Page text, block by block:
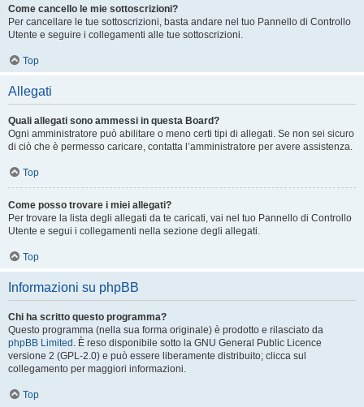
Come cancello le mie sottoscrizioni?
Per cancellare le tue sottoscrizioni, basta andare nel tuo Pannello di Controllo
Utente e seguire i collegamenti alle tue sottoscrizioni.
Top
Allegati
Quali allegati sono ammessi in questa Board?
Ogni amministratore può abilitare o meno certi tipi di allegati. Se non sei sicuro
di ciò che è permesso caricare, contatta l’amministratore per avere assistenza.
Top
Come posso trovare i miei allegati?
Per trovare la lista degli allegati da te caricati, vai nel tuo Pannello di Controllo
Utente e segui i collegamenti nella sezione degli allegati.
Top
Informazioni su phpBB
Chi ha scritto questo programma?
Questo programma (nella sua forma originale) è prodotto e rilasciato da
phpBB Limited . È reso disponibile sotto la GNU General Public Licence
versione 2 (GPL-2.0) e può essere liberamente distribuito; clicca sul
collegamento per maggiori informazioni.
Top